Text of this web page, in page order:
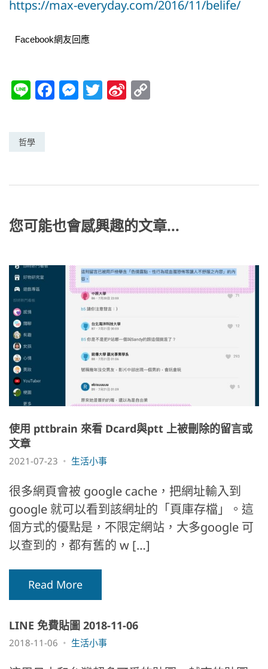
https://max-everyday.com/2016/11/belife/
Facebook網友回應
Li
e
F
o
k
M
g
T Si
b n
哲學
您可能也會感興趣的文章...
使用 pttbrain 來看 Dcard與ptt 上被刪除的留言或
文章
2021-07-23 生活小事
很多網頁會被 google cache，把網址輸入到
google 就可以看到該網址的「頁庫存檔」。這
個方式的優點是，不限定網站，大多google 可
以查到的，都有舊的 w […]
Read More
LINE 免費貼圖 2018-11-06
2018-11-06 生活小事